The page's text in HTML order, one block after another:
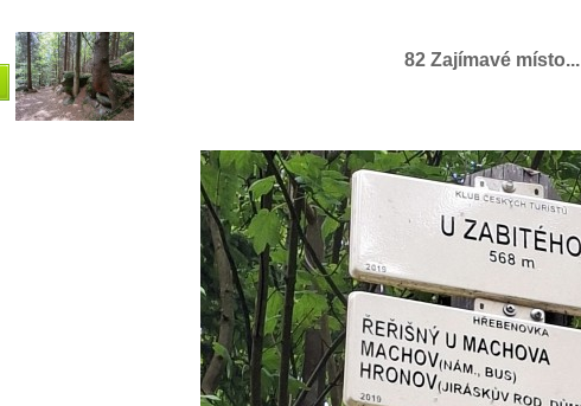
82 Zajímavé místo...